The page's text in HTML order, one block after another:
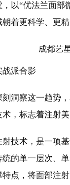
以“优法兰面部
着更科学、更
战派合影
刻洞察这一趋势
，标志着注射
技术，是一项
的单一层次、
点，将面部注